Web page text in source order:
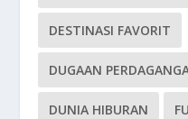
DESTINASI FAVORIT
DUGAAN
DUNIA HIBURAN